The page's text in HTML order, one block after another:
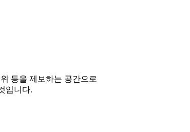
등을 제보하는 공간으로
입니다.